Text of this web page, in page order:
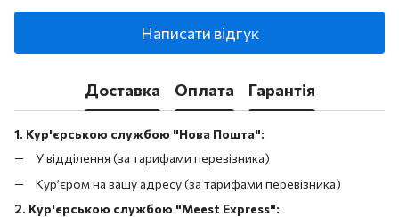
Написати відгук
Доставка Оплата Гарантія
1. Кур'єрською службою "Нова Пошта":
У відділення (за тарифами перевізника)
Кур’єром на вашу адресу (за тарифами перевізника)
2. Кур'єрською службою "Meest Express":